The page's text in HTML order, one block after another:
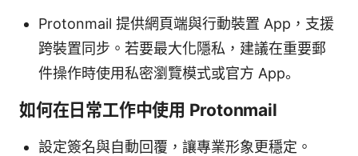
Protonmail 提供網頁端與行動裝置 App，支援
跨裝置同步。若要最大化隱私，建議在重要郵
件操作時使用私密瀏覽模式或官方 App。
如何在日常工作中使用 Protonmail
設定簽名與自動回覆，讓專業形象更穩定。